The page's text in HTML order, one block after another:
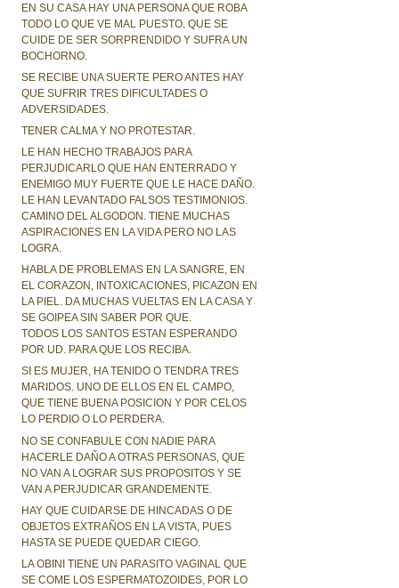
EN SU CASA HAY UNA PERSONA QUE ROBA
TODO LO QUE VE MAL PUESTO. QUE SE
CUIDE DE SER SORPRENDIDO Y SUFRA UN
BOCHORNO.
SE RECIBE UNA SUERTE PERO ANTES HAY
QUE SUFRIR TRES DIFICULTADES O
ADVERSIDADES.
TENER CALMA Y NO PROTESTAR.
LE HAN HECHO TRABAJOS PARA
PERJUDICARLO QUE HAN ENTERRADO Y
ENEMIGO MUY FUERTE QUE LE HACE DAÑO.
LE HAN LEVANTADO FALSOS TESTIMONIOS.
CAMINO DEL ALGODON. TIENE MUCHAS
ASPIRACIONES EN LA VIDA PERO NO LAS
LOGRA.
HABLA DE PROBLEMAS EN LA SANGRE, EN
EL CORAZON, INTOXICACIONES, PICAZON EN
LA PIEL. DA MUCHAS VUELTAS EN LA CASA Y
SE GOIPEA SIN SABER POR QUE.
TODOS LOS SANTOS ESTAN ESPERANDO
POR UD. PARA QUE LOS RECIBA.
SI ES MUJER, HA TENIDO O TENDRA TRES
MARIDOS. UNO DE ELLOS EN EL CAMPO,
QUE TIENE BUENA POSICION Y POR CELOS
LO PERDIO O LO PERDERA.
NO SE CONFABULE CON NADIE PARA
HACERLE DAÑO A OTRAS PERSONAS, QUE
NO VAN A LOGRAR SUS PROPOSITOS Y SE
VAN A PERJUDICAR GRANDEMENTE.
HAY QUE CUIDARSE DE HINCADAS O DE
OBJETOS EXTRAÑOS EN LA VISTA, PUES
HASTA SE PUEDE QUEDAR CIEGO.
LA OBINI TIENE UN PARASITO VAGINAL QUE
SE COME LOS ESPERMATOZOIDES, POR LO